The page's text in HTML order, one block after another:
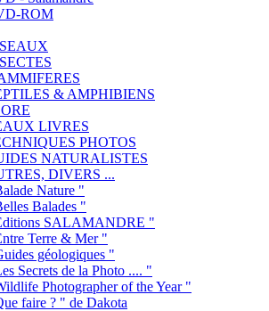
ROM
& AMPHIBIENS
LIVRES
PHOTOS
NATURALISTES
DIVERS ...
Nature "
Balades "
SALAMANDRE "
Terre & Mer "
géologiques "
Secrets de la Photo .... "
Photographer of the Year "
faire ? " de Dakota